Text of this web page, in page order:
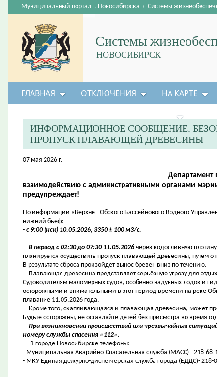
Системы
НОВОСИБИРСК
Муниципальный портал г. Новосибирска › Системы
ГЛАВНАЯ ОТКЛЮЧЕНИЯ НА КАРТЕ
ИНФОРМАЦИОННОЕ СООБЩЕНИЕ.
ПРОПУСК ПЛАВАЮЩЕЙ ДРЕВЕСИНЫ
07 мая 2026 г.
Департамент
взаимодействию с административными органами
предупреждает!
По информации «Верхне - Обского Бассейнового Водного
нижний бьеф:
- с 9:00 (нск) 10.05.2026, 3350 ± 100 м3/с.
В период с 02:30 до 07:30 11.05.2026 через водосливную
планируется осуществить пропуск плавающей древесины, путем
В результате сброса произойдет вынос бревен вниз по течению.
Плавающая древесина представляет серьёзную угрозу для
Судоводителям маломерных судов, особенно надувных лодок и
осторожными и внимательными в этот период времени на реке
плавание 11.05.2026 года.
Кроме того, скапливающаяся и плавающая древесина, может
Будьте осторожны, не оставляйте детей без присмотра во время
При возникновении происшествий или чрезвычайных
номеру службы спасения «112».
В городе Новосибирске телефоны:
- Муниципальная Аварийно-Спасательная служба (МАСС) - 218-68-
- МКУ Единая дежурно-диспетчерская служба города (ЕДДС)- 218-